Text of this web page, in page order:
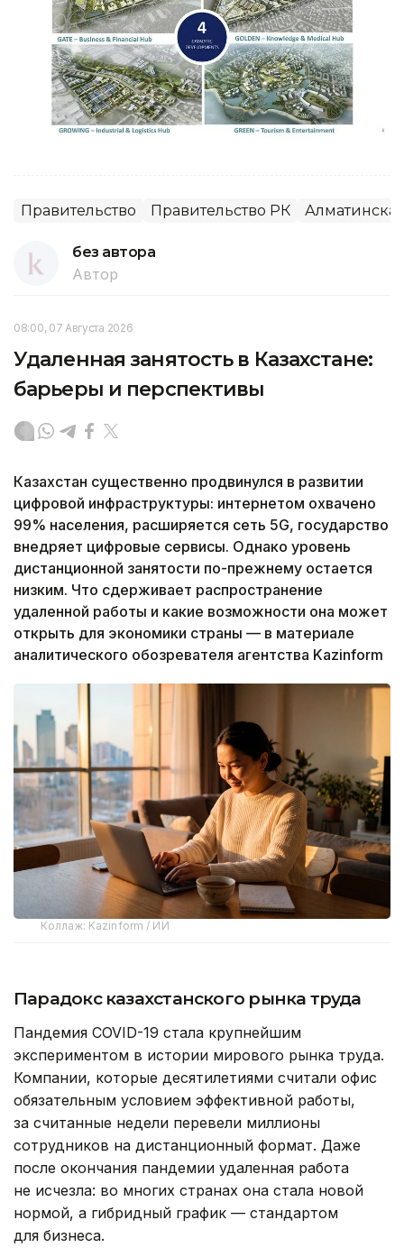
Правительство Правительство РК
без автора
Автор
08:00, 07 Августа 2026
Удаленная занятость в Казахстане:
барьеры и перспективы
Казахстан существенно продвинулся в развитии
цифровой инфраструктуры: интернетом охвачено
99% населения, расширяется сеть 5G, государство
внедряет цифровые сервисы. Однако уровень
дистанционной занятости по-прежнему остается
низким. Что сдерживает распространение
удаленной работы и какие возможности она может
открыть для экономики страны — в материале
аналитического обозревателя агентства Kazinform
Коллаж: Kazinform / ИИ
Парадокс казахстанского рынка труда
Пандемия COVID-19 стала крупнейшим
экспериментом в истории мирового рынка труда.
Компании, которые десятилетиями считали офис
обязательным условием эффективной работы,
за считанные недели перевели миллионы
сотрудников на дистанционный формат. Даже
после окончания пандемии удаленная работа
не исчезла: во многих странах она стала новой
нормой, а гибридный график — стандартом
для бизнеса.